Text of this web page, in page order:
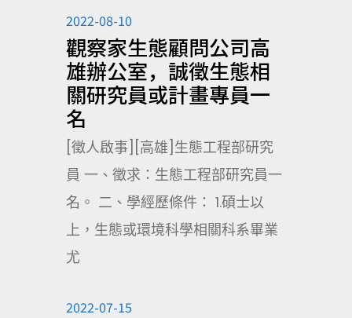
2022-08-10
觀察家生態顧問公司高
雄辦公室，誠徵生態相
關研究員或計畫專員一
名
[徵人啟事][高雄]生態工程部研究
員 一、徵求：生態工程部研究員一
名。 二、學經歷條件： 1.碩士以
上，生態或環境科學相關科系畢業
尤
2022-07-15